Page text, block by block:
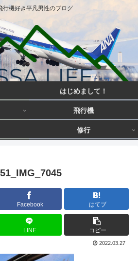
行機好き平凡男性のブログ
はじめまして！
飛行機
修行
Facebook はてブ
LINE コピー
2022.03.27